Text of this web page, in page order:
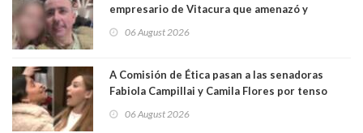
empresario de Vitacura que amenazó y
al "ring raja". Se trata de Andrés Arrieta y la
06 August 2026
A Comisión de Ética pasan a las senadoras
Fabiola Campillai y Camila Flores por tenso
06 August 2026